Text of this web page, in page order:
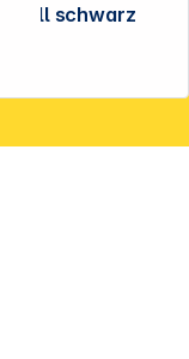
DNP Papertray DS 620 / DP-SL 620 metall schwarz